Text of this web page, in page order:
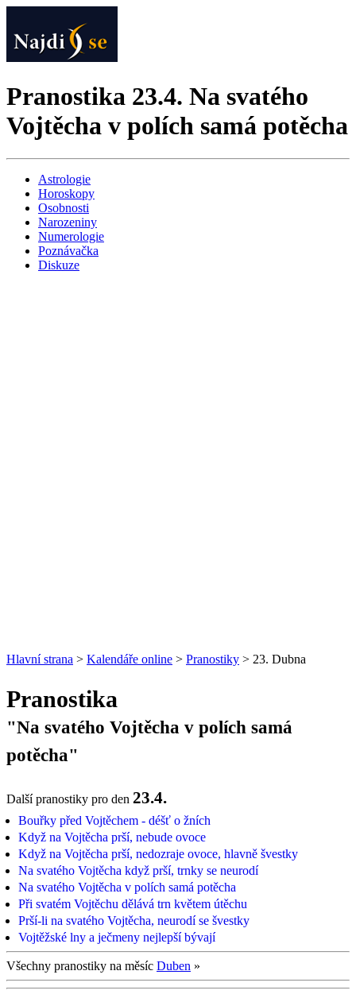
Pranostika 23.4. Na svatého
Vojtěcha v polích samá potěcha
Astrologie
Horoskopy
Osobnosti
Narozeniny
Numerologie
Poznávačka
Diskuze
Hlavní strana > Kalendáře online > Pranostiky > 23. Dubna
Pranostika
"Na svatého Vojtěcha v polích samá
potěcha"
Další pranostiky pro den 23.4.
Bouřky před Vojtěchem - déšť o žních
Když na Vojtěcha prší, nebude ovoce
Když na Vojtěcha prší, nedozraje ovoce, hlavně švestky
Na svatého Vojtěcha když prší, trnky se neurodí
Na svatého Vojtěcha v polích samá potěcha
Při svatém Vojtěchu dělává trn květem útěchu
Prší-li na svatého Vojtěcha, neurodí se švestky
Vojtěžské lny a ječmeny nejlepší bývají
Všechny pranostiky na měsíc Duben »